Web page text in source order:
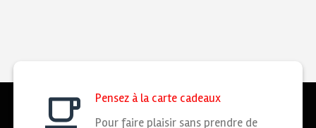
Pensez à la carte cadeaux
Pour faire plaisir sans prendre de